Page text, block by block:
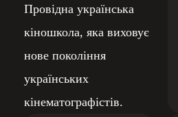
Провідна українська
кіношкола, яка виховує
нове покоління
українських
кінематографістів.